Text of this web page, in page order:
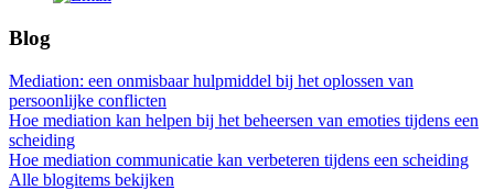
Blog
Mediation: een onmisbaar hulpmiddel bij het oplossen van
persoonlijke conflicten
Hoe mediation kan helpen bij het beheersen van emoties tijdens een
scheiding
Hoe mediation communicatie kan verbeteren tijdens een scheiding
Alle blogitems bekijken